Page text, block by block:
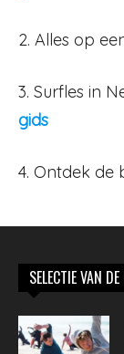
2. Alles op
3. Surfles in
gids
4. Ontdek de
SELECTIE VAN